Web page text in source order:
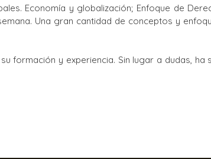
Economía y globalización; Enfoque de
Una gran cantidad de conceptos y
y experiencia. Sin lugar a dudas, ha